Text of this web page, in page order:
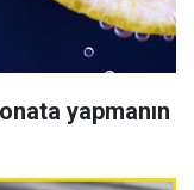
yapmanın